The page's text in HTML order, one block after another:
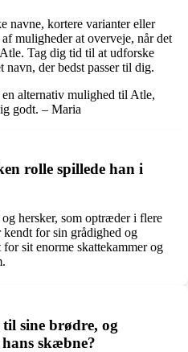
navne, kortere varianter eller
muligheder at overveje, når det
Tag dig tid til at udforske
der bedst passer til dig.
alternativ mulighed til Atle,
godt. – Maria
rolle spillede han i
hersker, som optræder i flere
for sin grådighed og
sit enorme skattekammer og
sine brødre, og
skæbne?